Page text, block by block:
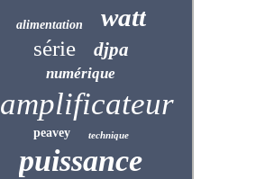
alimentation watt
série djpa
numérique
amplificateur
peavey technique
puissance